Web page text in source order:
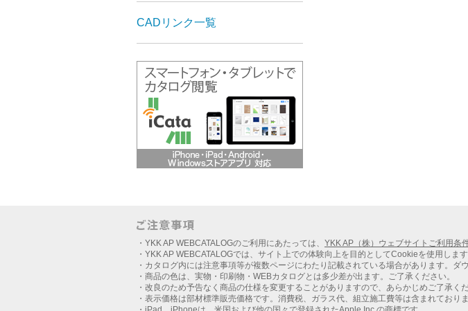
CADリンク一覧
・YKK AP WEBCATALOGのご利用にあたっては、 YKK AP（株）ウェブサイトご利用条
・YKK AP WEBCATALOGでは、サイト上での体験向上を目的としてCookieを使用します
・カタログ内には注意事項等が複数ページにわたり記載されている場合があります。
・商品の色は、実物・印刷物・WEBカタログとは多少差が出ます。ご了承ください。
・改良のため予告なく商品の仕様を変更することがありますので、あらかじめご了承くだ
・表示価格は部材標準販売価格です。消費税、ガラス代、組立施工費等は含まれておりま